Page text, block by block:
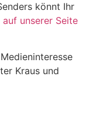
könnt Ihr
unserer Seite
Kraus und